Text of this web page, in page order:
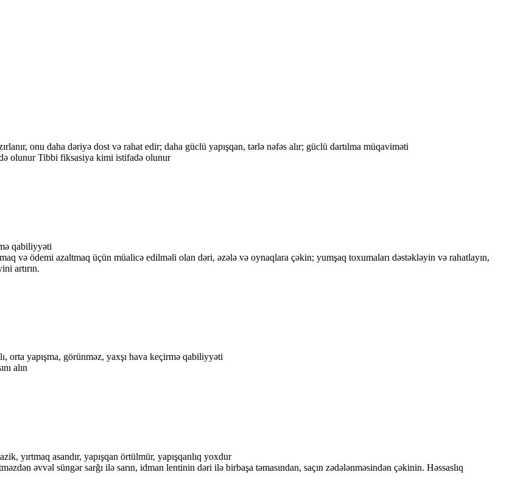
onu daha dəriyə dost və rahat edir; daha güclü yapışqan, tərlə nəfəs alır; güclü dartılma müqaviməti
olunur Tibbi fiksasiya kimi istifadə olunur
qabiliyyəti
və ödemi azaltmaq üçün müalicə edilməli olan dəri, əzələ və oynaqlara çəkin; yumşaq toxumaları dəstəkləyin və rahatlayın,
artırın.
orta yapışma, görünməz, yaxşı hava keçirmə qabiliyyəti
alın
yırtmaq asandır, yapışqan örtülmür, yapışqanlıq yoxdur
əvvəl süngər sarğı ilə sarın, idman lentinin dəri ilə birbaşa təmasından, saçın zədələnməsindən çəkinin. Həssaslıq